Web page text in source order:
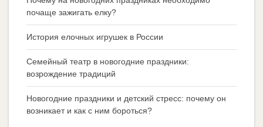
почаще зажигать елку?
История елочных игрушек в России
Семейный театр в новогодние праздники:
возрождение традиций
Новогодние праздники и детский стресс: почему он
возникает и как с ним бороться?